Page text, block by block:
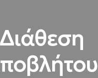
Διάθεση